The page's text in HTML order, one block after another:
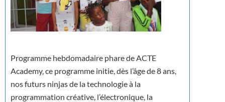
Programme hebdomadaire phare de ACTE
Academy, ce programme initie, dès l’âge de 8 ans,
nos futurs ninjas de la technologie à la
programmation créative, l’électronique, la